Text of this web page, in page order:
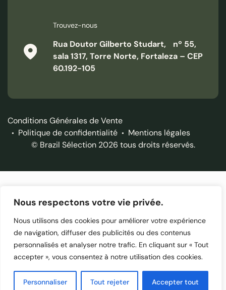
Nous respectons votre vie privée.
Nous utilisons des cookies pour améliorer votre expérience
de navigation, diffuser des publicités ou des contenus
personnalisés et analyser notre trafic. En cliquant sur « Tout
accepter », vous consentez à notre utilisation des cookies.
Personnaliser Tout rejeter Accepter tout
Trouvez-nous
Rua Doutor Gilberto Studart, nº 55,
sala 1317, Torre Norte, Fortaleza – CEP
60.192-105
Conditions Générales de Vente
Politique de confidentialité
Mentions légales
© Brazil Sélection 2026 tous droits réservés.